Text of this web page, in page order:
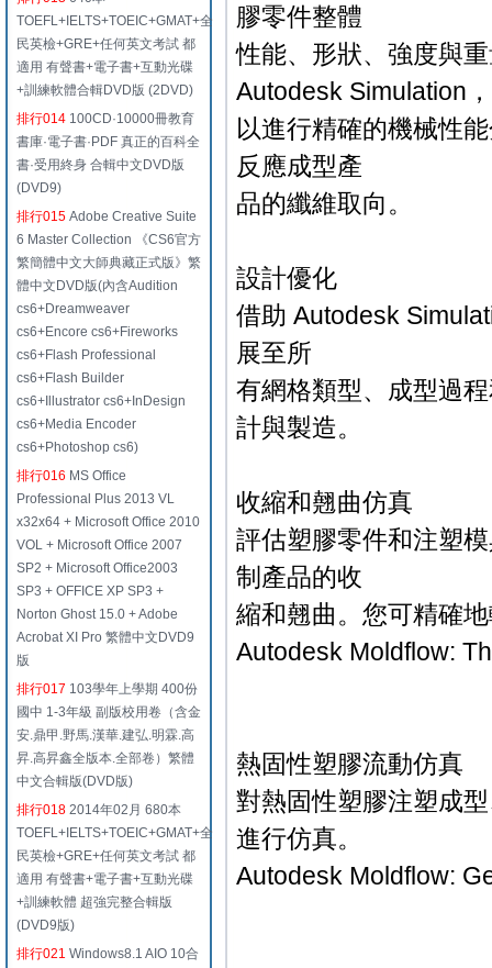
TOEFL+IELTS+TOEIC+GMAT+全
民英檢+GRE+任何英文考試 都
適用 有聲書+電子書+互動光碟
+訓練軟體合輯DVD版 (2DVD)
排行014 100CD·10000冊教育
書庫·電子書·PDF 真正的百科全
書·受用終身 合輯中文DVD版
(DVD9)
排行015 Adobe Creative Suite
6 Master Collection 《CS6官方
繁簡體中文大師典藏正式版》繁
體中文DVD版(內含Audition
cs6+Dreamweaver
cs6+Encore cs6+Fireworks
cs6+Flash Professional
cs6+Flash Builder
cs6+Illustrator cs6+InDesign
cs6+Media Encoder
cs6+Photoshop cs6)
排行016 MS Office
Professional Plus 2013 VL
x32x64 + Microsoft Office 2010
VOL + Microsoft Office 2007
SP2 + Microsoft Office2003
SP3 + OFFICE XP SP3 +
Norton Ghost 15.0 + Adobe
Acrobat XI Pro 繁體中文DVD9
版
排行017 103學年上學期 400份
國中 1-3年級 副版校用卷（含金
安.鼎甲.野馬.漢華.建弘.明霖.高
昇.高昇鑫全版本.全部卷）繁體
中文合輯版(DVD版)
排行018 2014年02月 680本
TOEFL+IELTS+TOEIC+GMAT+全
民英檢+GRE+任何英文考試 都
適用 有聲書+電子書+互動光碟
+訓練軟體 超強完整合輯版
(DVD9版)
排行021 Windows8.1 AIO 10合
膠零件整體
性能、形狀、強度與
Autodesk Simulation，
以進行精確的機械性
反應成型產
品的纖維取向。
設計優化
借助 Autodesk
展至所
有網格類型、成型過
計與製造。
收縮和翹曲仿真
評估塑膠零件和注塑
制產品的收
縮和翹曲。您可精確
Autodesk Moldflow:
熱固性塑膠流動仿真
對熱固性塑膠注塑成
進行仿真。
Autodesk Moldflow: